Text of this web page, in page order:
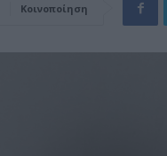
Κοινοποίηση